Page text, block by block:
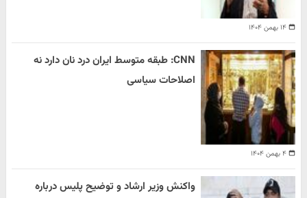
۱۴ بهمن ۱۴۰۴
۴ بهمن ۱۴۰۴
CNN: طبقه متوسط ایران درد نان دارد نه
اصلاحات سیاسی
واکنش وزیر ارشاد و توضیح پلیس درباره